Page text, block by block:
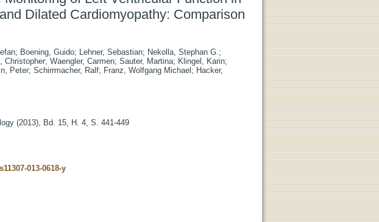
Dilated Cardiomyopathy: Comparison
; Boening, Guido; Lehner, Sebastian; Nekolla, Stephan G.;
Christopher; Waengler, Carmen; Sauter, Martina; Klingel, Karin;
Peter; Schirrmacher, Ralf; Franz, Wolfgang Michael ; Hacker,
(2013), Bd. 15, H. 4, S. 441-449
013-0618-y